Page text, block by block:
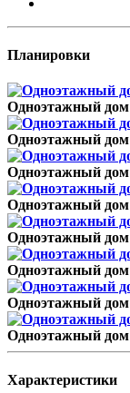
Планировки
Одноэтажный дом
Одноэтажный дом
Одноэтажный дом
Одноэтажный дом
Одноэтажный дом
Одноэтажный дом
Одноэтажный дом
Одноэтажный дом
Характеристики